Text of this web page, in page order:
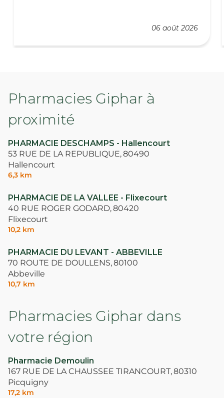
06 août 2026
Pharmacies Giphar à
proximité
PHARMACIE DESCHAMPS - Hallencourt
53 RUE DE LA REPUBLIQUE,80490
Hallencourt
6,3 km
PHARMACIE DE LA VALLEE - Flixecourt
40 RUE ROGER GODARD,80420
Flixecourt
10,2 km
PHARMACIE DU LEVANT - ABBEVILLE
70 ROUTE DE DOULLENS,80100
Abbeville
10,7 km
Pharmacies Giphar dans
votre région
Pharmacie Demoulin
167 RUE DE LA CHAUSSEE TIRANCOURT,80310
Picquigny
17,2 km